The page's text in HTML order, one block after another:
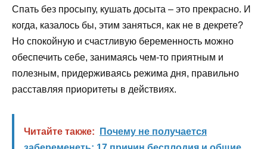
Спать без просыпу, кушать досыта – это прекрасно. И
когда, казалось бы, этим заняться, как не в декрете?
Но спокойную и счастливую беременность можно
обеспечить себе, занимаясь чем-то приятным и
полезным, придерживаясь режима дня, правильно
расставляя приоритеты в действиях.
Читайте также:
Почему не получается